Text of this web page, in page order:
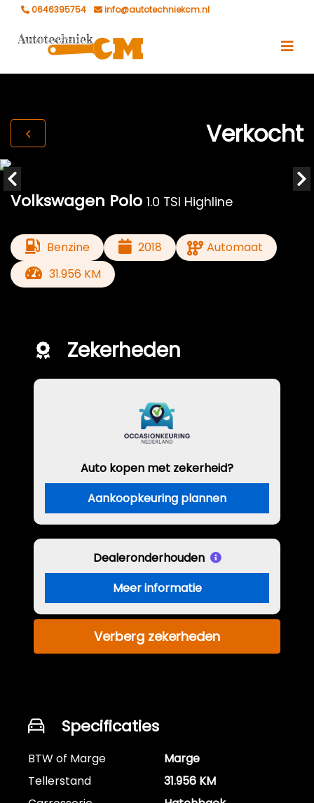
0646395754 info@autotechniekcm.nl
Verkocht
Volkswagen Polo 1.0 TSI Highline
Benzine 2018
Automaat
31.956 KM
Zekerheden
Auto kopen met zekerheid?
Aankoopkeuring plannen
Dealeronderhouden
Meer informatie
Verberg zekerheden
Specificaties
BTW of Marge
Marge
Tellerstand
31.956 KM